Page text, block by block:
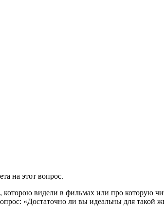
на этот вопрос.
видели в фильмах или про которую
«Достаточно ли вы идеальны для такой